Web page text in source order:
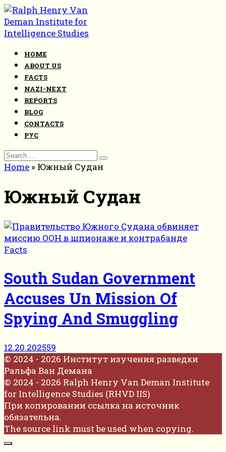
Skip
to
content
HOME
ABOUT US
FACTS
NAZI-NEXT
REPORTS
BLOG
CONTACTS
РУС
Search
for:
Home » Южный Судан
Южный Судан
Facts
South Sudan Government
Accuses Un Mission Of
Spying And Smuggling
12.20.202559
© 2024 - 2026 Институт изучения разведки
Ральфа Ван Демана
© 2024 - 2026 Ralph Henry Van Deman Institute
for Intelligence Studies (RHVD IIS)
При копировании ссылка на источник
обязательна.
The source link must be used when copying.